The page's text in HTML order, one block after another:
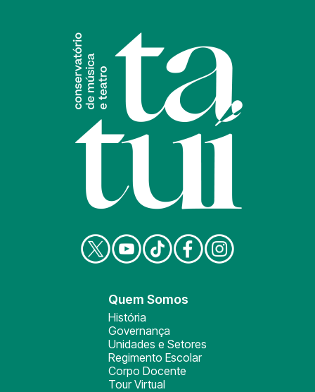
Quem Somos
História
Governança
Unidades e Setores
Regimento Escolar
Corpo Docente
Tour Virtual